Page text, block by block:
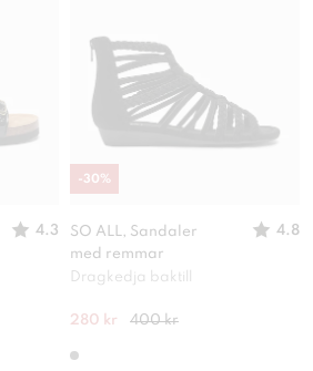
4.3
SO ALL, Sandaler
med remmar
4.8
Dragkedja baktill
280 kr 400 kr
-30%